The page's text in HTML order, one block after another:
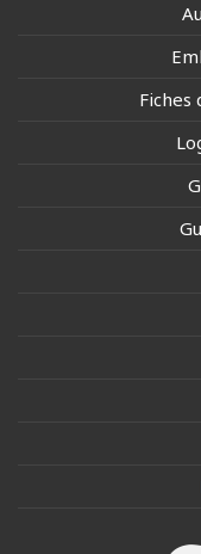
Fiches